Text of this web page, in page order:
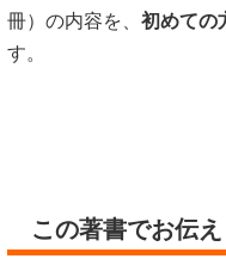
冊）の内容を、 初めての
す。
この著書でお伝